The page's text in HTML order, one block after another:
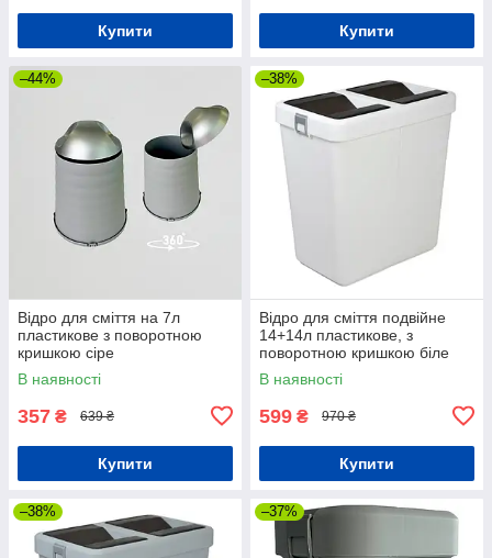
Купити Купити
–44%
Відро для сміття на 7л
пластикове з поворотною
кришкою сіре
В наявності
357 ₴ 639 ₴
Купити
–38%
Відро для сміття подвійне
14+14л пластикове, з
поворотною кришкою біле
В наявності
599 ₴ 970 ₴
Купити
–38% –37%